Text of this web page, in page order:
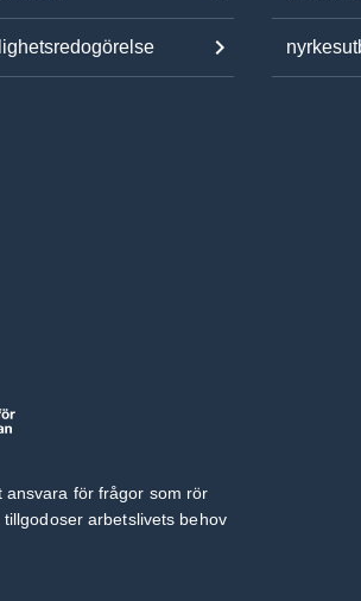
ansvara för frågor som rör
arbetslivets behov